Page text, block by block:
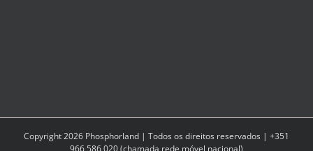
Copyright2026 Phosphorland | Todos os direitos reservados | +351